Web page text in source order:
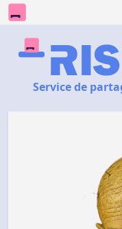
Service de